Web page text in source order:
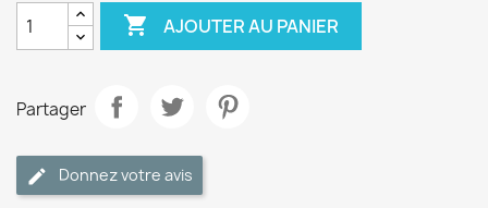
 AJOUTER AU PANIER
Partager
Donnez votre avis